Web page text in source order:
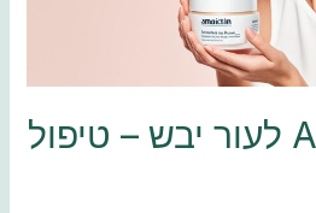
קרם Amlactin לעור יבש – טיפול